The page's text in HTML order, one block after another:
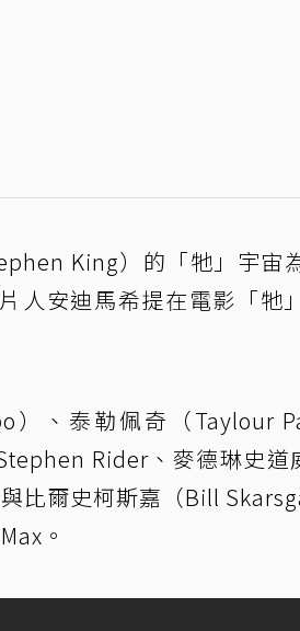
King）的「牠」宇宙
人安迪馬希提在電影「牠
、泰勒佩奇（Taylour
Rider、麥德琳史道
比爾史柯斯嘉（Bill
。